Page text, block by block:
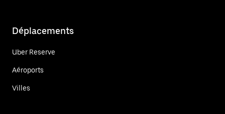
Déplacements
Uber Reserve
Aéroports
Villes